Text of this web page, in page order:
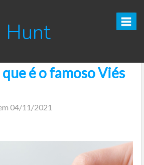
Hunt
PRO
é o famoso Viés
04/11/2021